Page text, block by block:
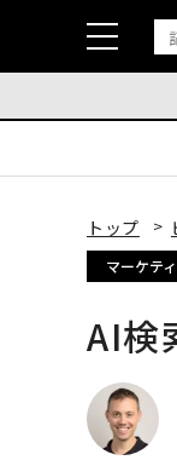
トップ
マーケテ
AI検